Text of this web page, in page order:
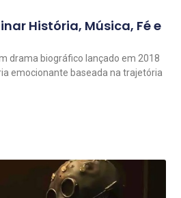
História, Música, Fé e
drama biográfico lançado em 2018
emocionante baseada na trajetória